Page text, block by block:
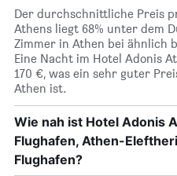
Der durchschnittliche Preis
Athens liegt 68% unter dem
Zimmer in Athen bei ähnlich
Eine Nacht im Hotel Adonis
170 €, was ein sehr guter
Athen ist.
Wie nah ist Hotel Adonis
Flughafen, Athen-
Flughafen?